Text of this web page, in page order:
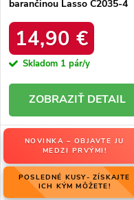
barančinou Lasso C2035-4
14,90 €
Skladom 1 pár/y
DETAIL
NOVINKA – OBJAVTE JU
MEDZI PRVÝMI!
POSLEDNÉ KUSY- ZÍSKAJTE
ICH KÝM MÔŽETE!